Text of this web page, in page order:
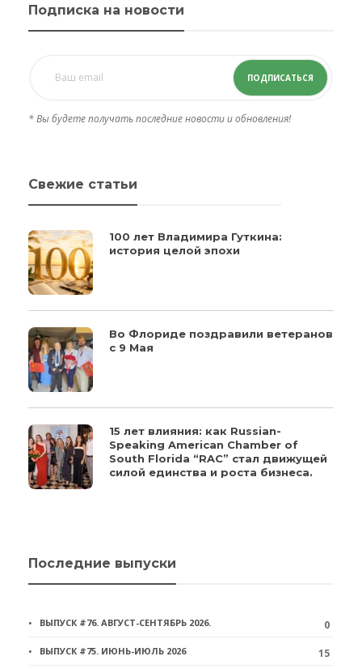
Подписка на новости
ПОДПИСАТЬСЯ
* Вы будете получать последние новости и обновления!
Свежие статьи
100 лет Владимира Гуткина:
история целой эпохи
Во Флориде поздравили ветеранов
с 9 Мая
15 лет влияния: как Russian-
Speaking American Chamber of
South Florida “RAC” стал движущей
силой единства и роста бизнеса.
Последние выпуски
ВЫПУСК #76. АВГУСТ-СЕНТЯБРЬ 2026. 0
ВЫПУСК #75. ИЮНЬ-ИЮЛЬ 2026 15